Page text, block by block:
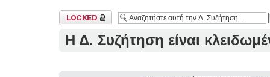
Κλειδωμένη Δ.
Συζήτηση
Η Δ. Συζήτηση είναι